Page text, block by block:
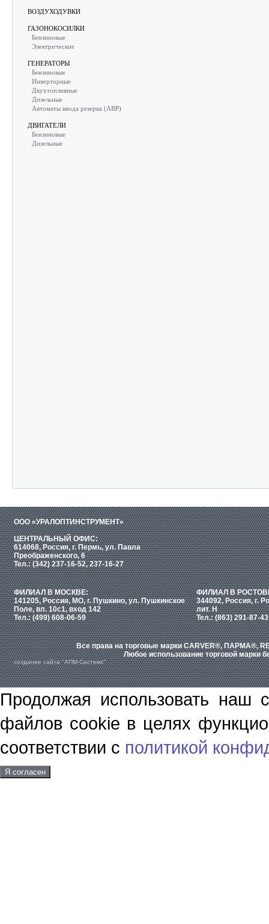
ВОЗДУХОДУВКИ
ГАЗОНОКОСИЛКИ
Бензиновые
Электрические
ГЕНЕРАТОРЫ
Бензиновые
Инверторные
Двухтопливные
Дизельные
Автоматы ввода резерва (АВР)
ДВИГАТЕЛИ
Бензиновые
Дизельные
ООО «УРАЛОПТИНСТРУМЕНТ»
ЦЕНТРАЛЬНЫЙ ОФИС:
614068, Россия, г. Пермь, ул. Павла
Преображенского, 6
Тел.: (342) 237-16-52, 237-16-27
ФИЛИАЛ В МОСКВЕ:
141205, Россия, МО, г. Пушкино, ул. Пушкинское
Поле, вл. 10с1, вход 142
Тел.: (499) 608-06-59
ФИЛИАЛ В
344092, Россия, г.
лит. Н
Тел.: (863) 291-87-43
Все права на торговые марки CARVER®, ПАРМА®,
Любое использование торговой марки
создание сайта "АПМ-Системс"
Продолжая использовать наш
файлов cookie в целях
соответствии с политикой
Я согласен